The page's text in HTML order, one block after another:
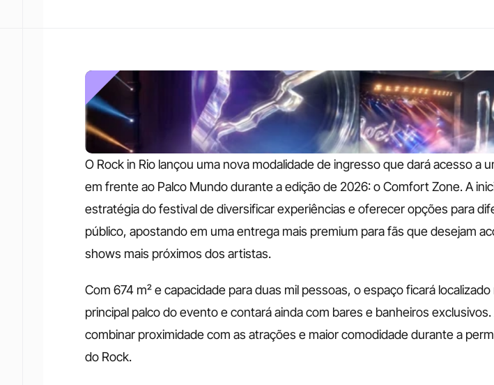
O Rock in Rio lançou uma nova modalidade de ingresso que dará acesso a
em frente ao Palco Mundo durante a edição de 2026: o Comfort Zone. A
estratégia do festival de diversificar experiências e oferecer opções para
público, apostando em uma entrega mais premium para fãs que desejam
shows mais próximos dos artistas.
Com 674 m² e capacidade para duas mil pessoas, o espaço ficará
principal palco do evento e contará ainda com bares e banheiros
combinar proximidade com as atrações e maior comodidade durante a
do Rock.